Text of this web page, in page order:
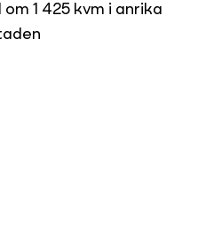
1 425 kvm i anrika